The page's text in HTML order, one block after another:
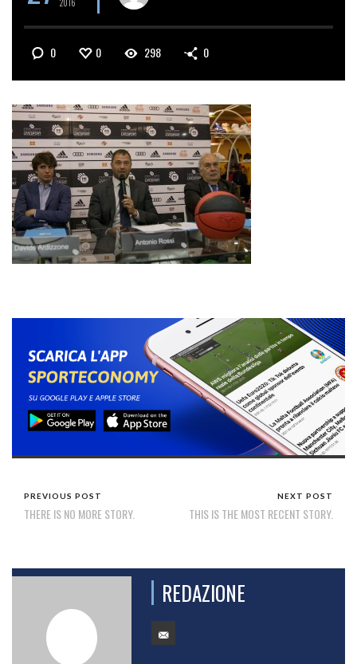
0 0 298 0
PREVIOUS POST
THERE IS NO MORE STORY.
NEXT POST
THIS IS THE MOST RECENT STORY.
REDAZIONE